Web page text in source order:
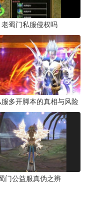
老蜀门私服侵权吗
多开脚本的真相与风险
门公益服真伪之辨